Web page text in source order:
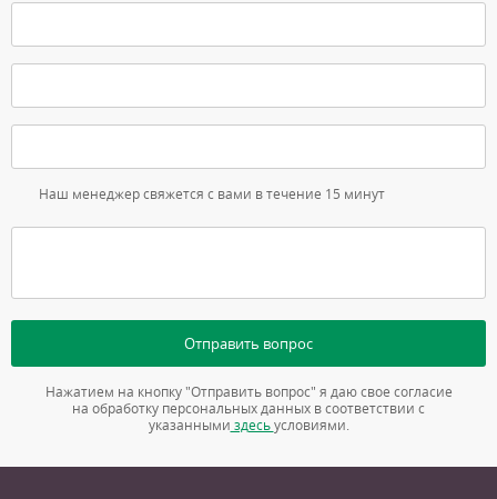
Наш менеджер свяжется с вами в течение 15 минут
Отправить вопрос
Нажатием на кнопку "Отправить вопрос" я даю свое согласие
на обработку персональных данных в соответствии с
указанными здесь условиями.